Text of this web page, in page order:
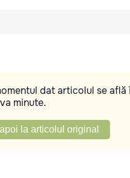
dat articolul se
minute.
la articolul original